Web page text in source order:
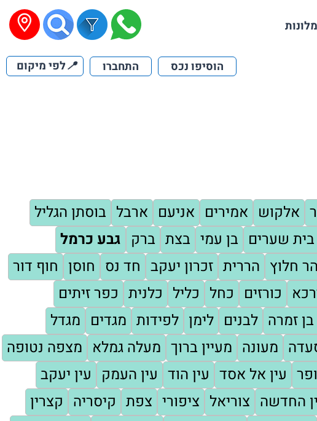
מלונות
הוסיפו נכס התחברו 📍לפי מיקום
אלקוש אמירים אניעם ארבל בוסתן הגליל
בית שערים בן עמי בצת ברק גבע כרמל
הר חלוץ הררית זכרון יעקב חד נס חוסן חוף דור
כורזים כחל כליל כלנית כפר זיתים
זמרה לבנים לימן לפידות מגדים מגדל
מעונה מעיין ברוך מעלה גמלא מצפה נטופה
עין אל אסד עין הוד עין העמק עין יעקב
החדשה צוריאל ציפורי צפת קיסריה קצרין